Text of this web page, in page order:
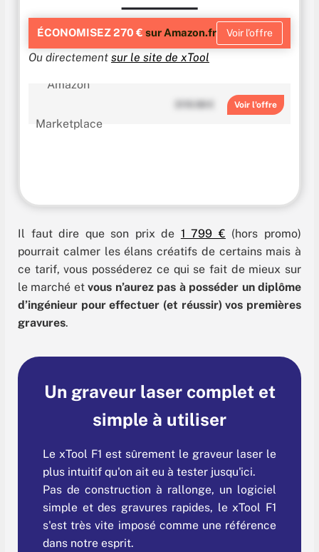
ÉCONOMISEZ 270 € sur Amazon.fr Voir l’offre
Ou directement sur le site de xTool
3119.98 € Voir
Il faut dire que son prix de 1 799 € (hors promo)
pourrait calmer les élans créatifs de certains mais à
ce tarif, vous posséderez ce qui se fait de mieux sur
le marché etvous n’aurez pas à posséder un diplôme
d’ingénieur pour effectuer (et réussir) vos premières
gravures.
Un graveur laser complet et
simple à utiliser
Le xTool F1 est sûrement le graveur laser le
plus intuitif qu'on ait eu à tester jusqu'ici.
Pas de construction à rallonge, un logiciel
simple et des gravures rapides, le xTool F1
s'est très vite imposé comme une référence
dans notre esprit.